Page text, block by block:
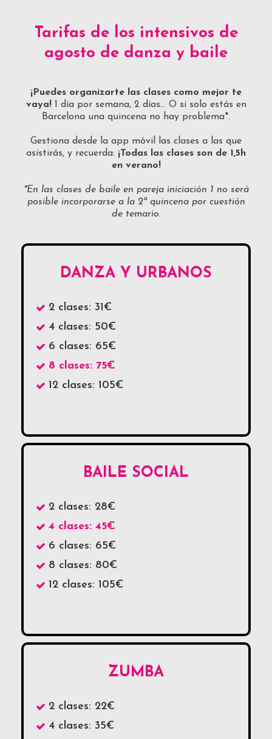
Tarifas de los intensivos de
agosto de danza y baile
¡Puedes organizarte las clases como mejor te
vaya!1 día por semana, 2 días… O si solo estás en
Barcelona una quincena no hay problema*.
Gestiona desde la app móvil las clases a las que
asistirás, y recuerda: ¡Todas las clases son de 1,5h
en verano!
*En las clases de baile en pareja iniciación 1 no será
posible incorporarse a la 2ª quincena por cuestión
de temario.
DANZA Y URBANOS
2 clases: 31€
4 clases: 50€
6 clases: 65€
8 clases: 75€
12 clases: 105€
BAILE SOCIAL
2 clases: 28€
4 clases: 45€
6 clases: 65€
8 clases: 80€
12 clases: 105€
ZUMBA
2 clases: 22€
4 clases: 35€